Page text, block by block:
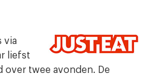
via
liefst
over twee avonden. De